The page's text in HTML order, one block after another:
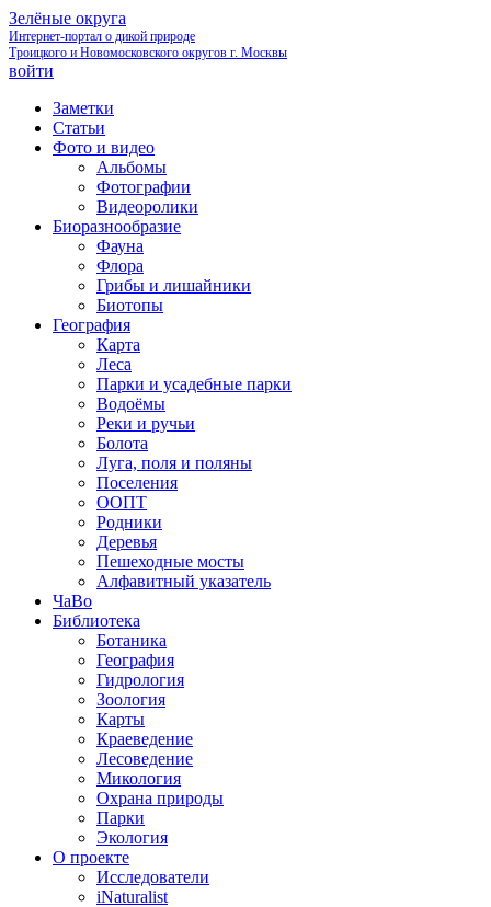
Зелёные округа
Интернет-портал о дикой природе
Троицкого и Новомосковского округов г. Москвы
войти
Заметки
Статьи
Фото и видео
Альбомы
Фотографии
Видеоролики
Биоразнообразие
Фауна
Флора
Грибы и лишайники
Биотопы
География
Карта
Леса
Парки и усадебные парки
Водоёмы
Реки и ручьи
Болота
Луга, поля и поляны
Поселения
ООПТ
Родники
Деревья
Пешеходные мосты
Алфавитный указатель
ЧаВо
Библиотека
Ботаника
География
Гидрология
Зоология
Карты
Краеведение
Лесоведение
Микология
Охрана природы
Парки
Экология
О проекте
Исследователи
iNaturalist